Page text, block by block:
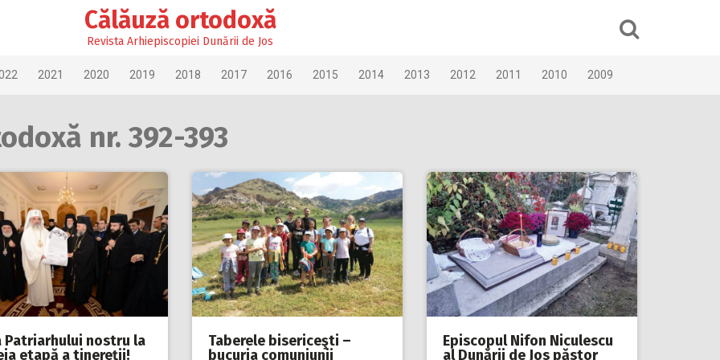
Călăuză ortodoxă
Revista Arhiepiscopiei Dunării de Jos
2021 2020 2019 2018 2017 2016 2015 2014 2013 2012 2011 2010 2009
nr. 392-393
Patriarhului nostru la
etapă a tinereţii!
Taberele bisericeşti –
bucuria comuniunii
Episcopul Nifon Niculescu
al Dunării de Jos păstor